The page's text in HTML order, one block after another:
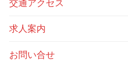
交通アクセス
求人案内
お問い合せ